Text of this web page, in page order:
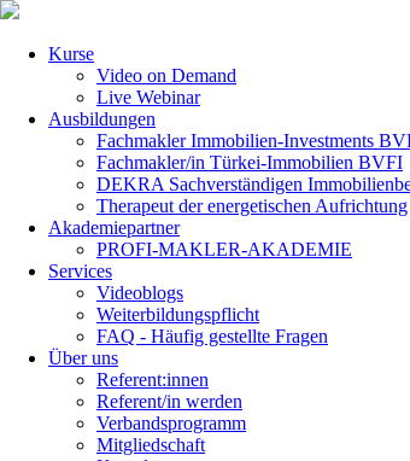
überspringen
Kurse
Video on Demand
Live Webinar
Ausbildungen
Fachmakler Immobilien-Investments
Fachmakler/in Türkei-Immobilien BVFI
DEKRA Sachverständigen
Therapeut der energetischen Aufrichtung
Akademiepartner
PROFI-MAKLER-AKADEMIE
Services
Videoblogs
Weiterbildungspflicht
FAQ - Häufig gestellte Fragen
Über uns
Referent:innen
Referent/in werden
Verbandsprogramm
Mitgliedschaft